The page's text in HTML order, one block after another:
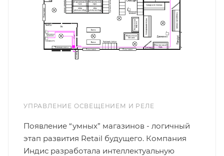
УПРАВЛЕНИЕ ОСВЕЩЕНИЕМ И РЕЛЕ
Появление “умных” магазинов - логичный
этап развития Retail будущего. Компания
Индис разработала интеллектуальную